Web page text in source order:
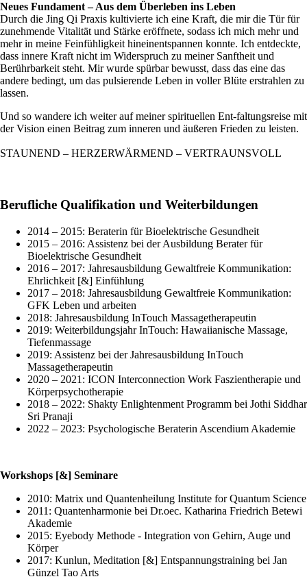
Neues Fundament – Aus dem Überleben ins Leben
Durch die Jing Qi Praxis kultivierte ich eine Kraft, die mir die Tür für
zunehmende Vitalität und Stärke eröffnete, sodass ich mich mehr und
mehr in meine Feinfühligkeit hineinentspannen konnte. Ich entdeckte,
dass innere Kraft nicht im Widerspruch zu meiner Sanftheit und
Berührbarkeit steht. Mir wurde spürbar bewusst, dass das eine das
andere bedingt, um das pulsierende Leben in voller Blüte erstrahlen zu
lassen.
Und so wandere ich weiter auf meiner spirituellen Ent-faltungsreise mit
der Vision einen Beitrag zum inneren und äußeren Frieden zu leisten.
STAUNEND – HERZERWÄRMEND – VERTRAUNSVOLL
Berufliche Qualifikation und Weiterbildungen
2014 – 2015: Beraterin für Bioelektrische Gesundheit
2015 – 2016: Assistenz bei der Ausbildung Berater für
Bioelektrische Gesundheit
2016 – 2017: Jahresausbildung Gewaltfreie Kommunikation:
Ehrlichkeit [&] Einfühlung
2017 – 2018: Jahresausbildung Gewaltfreie Kommunikation:
GFK Leben und arbeiten
2018: Jahresausbildung InTouch Massagetherapeutin
2019: Weiterbildungsjahr InTouch: Hawaiianische Massage,
Tiefenmassage
2019: Assistenz bei der Jahresausbildung InTouch
Massagetherapeutin
2020 – 2021: ICON Interconnection Work Faszientherapie und
Körperpsychotherapie
2018 – 2022: Shakty Enlightenment Programm bei Jothi Siddhar
Sri Pranaji
2022 – 2023: Psychologische Beraterin Ascendium Akademie
Workshops [&] Seminare
2010: Matrix und Quantenheilung Institute for Quantum Science
2011: Quantenharmonie bei Dr.oec. Katharina Friedrich Betewi
Akademie
2015: Eyebody Methode - Integration von Gehirn, Auge und
Körper
2017: Kunlun, Meditation [&] Entspannungstraining bei Jan
Günzel Tao Arts